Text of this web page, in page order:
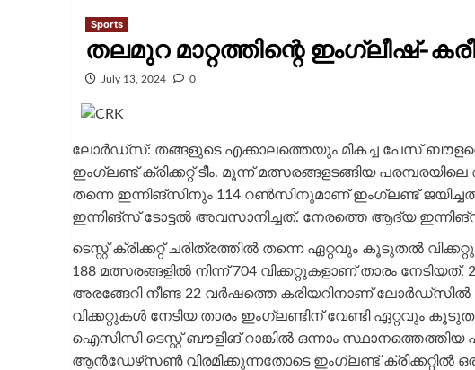
Sports
തലമുറ മാറ്റത്തിന്റെ ഇംഗ്ലീഷ്-
July 13, 2024 0
ലോർഡ്‌സ്: തങ്ങളുടെ എക്കാലത്തെയും മികച്ച പേസ്
ഇംഗ്ലണ്ട് ക്രിക്കറ്റ് ടീം. മൂന്ന് മത്സരങ്ങളടങ്ങിയ
തന്നെ ഇന്നിങ്സിനും 114 റൺസിനുമാണ് ഇംഗ്ലണ്ട്
ഇന്നിങ്‌സ് ടോട്ടൽ അവസാനിച്ചത്. നേരത്തെ ആദ്യ
ടെസ്റ്റ് ക്രിക്കറ്റ് ചരിത്രത്തിൽ തന്നെ ഏറ്റവും കൂടുതൽ
188 മത്സരങ്ങളിൽ നിന്ന് 704 വിക്കറ്റുകളാണ്‌ താരം
അരങ്ങേറി നീണ്ട 22 വർഷത്തെ കരിയറിനാണ് ലോർഡ്‌സിൽ
വിക്കറ്റുകൾ നേടിയ താരം ഇംഗ്ലണ്ടിന് വേണ്ടി ഏറ്റവും
ഐസിസി ടെസ്റ്റ് ബൗളിങ്‌ റാങ്കിൽ ഒന്നാം സ്ഥാനത്തെത്തിയ
ആൻഡേഴ്‌സൺ വിരമിക്കുന്നതോടെ ഇംഗ്ലണ്ട് ക്രിക്കറ്റിൽ